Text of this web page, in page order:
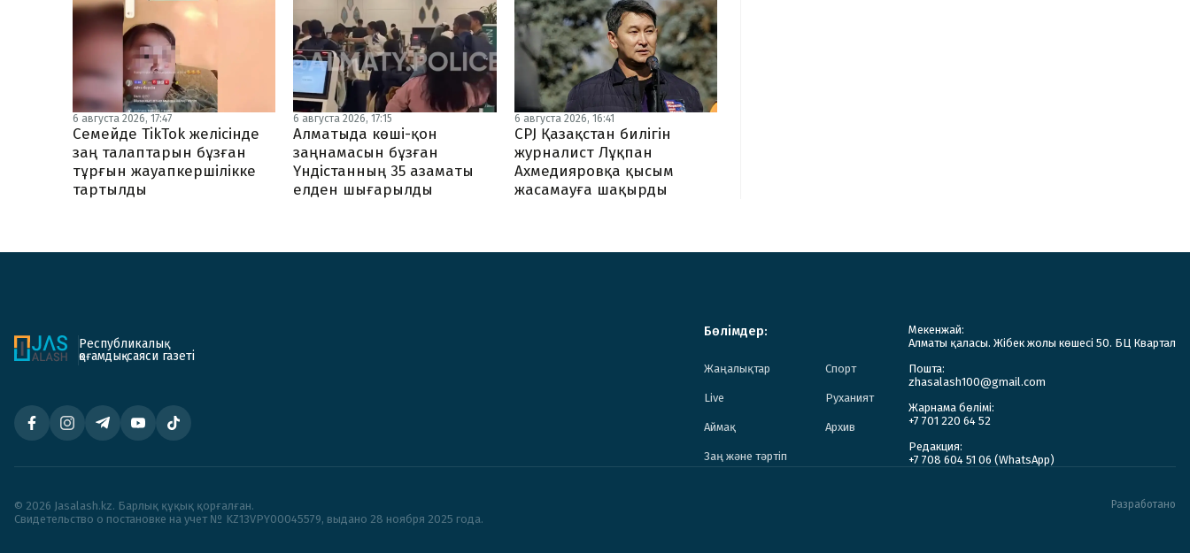
6 августа 2026, 17:47
Семейде TikTok желісінде
заң талаптарын бұзған
тұрғын жауапкершілікке
тартылды
6 августа 2026, 17:15
Алматыда көші-қон
заңнамасын бұзған
Үндістанның 35 азаматы
елден шығарылды
6 августа 2026, 16:41
CPJ Қазақстан билігін
журналист Лұқпан
Ахмедияровқа қысым
жасамауға шақырды
Республикалық
қоғамдық-саяси газеті
Бөлімдер:
Жаңалықтар Спорт
Live Руханият
Аймақ Архив
Заң және тәртіп
Мекенжай:
Алматы қаласы. Жібек жолы көшесі 50. БЦ Квартал
Пошта:
zhasalash100@gmail.com
Жарнама бөлімі:
+7 701 220 64 52
Редакция:
+7 708 604 51 06 (WhatsApp)
© 2026 Jasalash.kz. Барлық құқық қорғалған.
Cвидетельство о постановке на учет № KZ13VPY00045579, выдано 28 ноября 2025 года.
Разработано